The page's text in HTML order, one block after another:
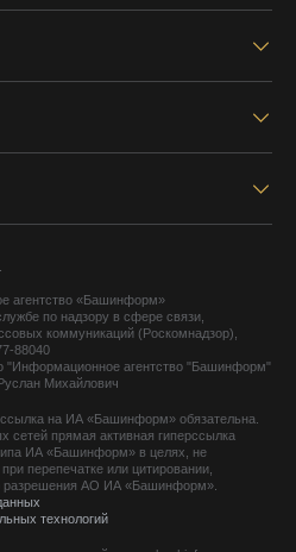
агентство «Башинформ»
по надзору в сфере связи,
коммуникаций (Роскомнадзор),
88040
"Информационное агентство "Башинформ"
Михайлович
на ИА «Башинформ» обязательна.
сетей прямая активная гиперссылка
ИА «Башинформ» в целях, не
перепечатке или цитировании,
разрешения АО ИА «Башинформ».
технологий